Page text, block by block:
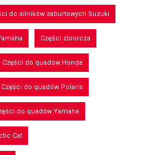
do silników zaburtowych Suzuki
Części zbiorcza
Części do quadów Honda
Części do quadów Polaris
do quadów Yamaha
Cat